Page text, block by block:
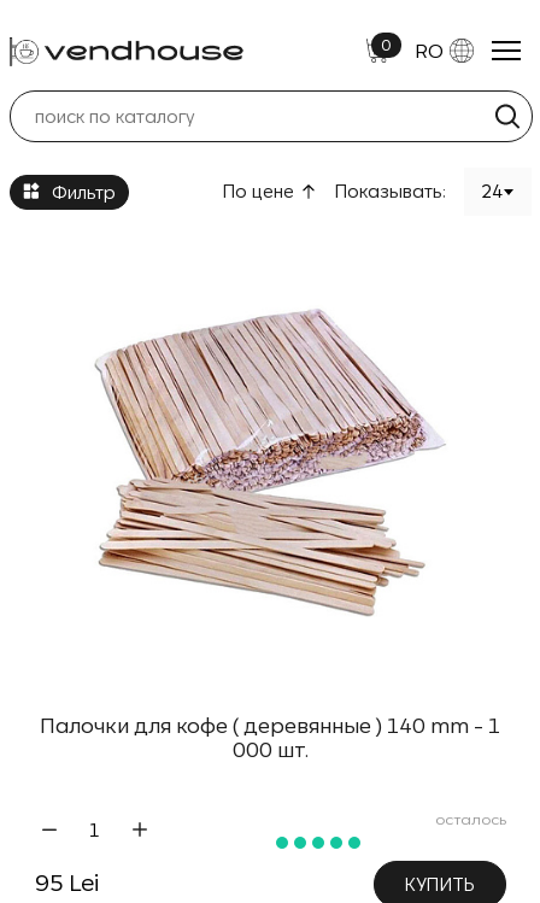
0 RO
Amestecătoare
Фильтр По цене Показывать: 24
Палочки для кофе ( деревянные ) 140 mm - 1
000 шт.
осталось
95 Lei КУПИТЬ